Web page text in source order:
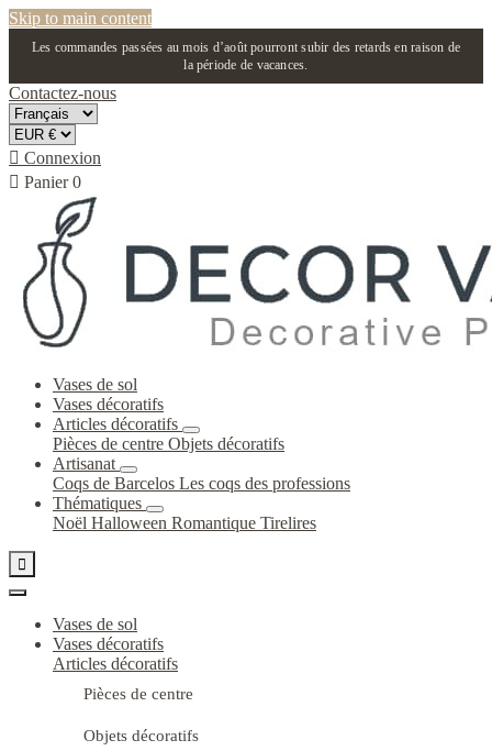
Skip to main content
Les commandes passées au mois d’août pourront subir des retards en raison de
la période de vacances.
Contactez-nous
 Connexion
 Panier 0
Vases de sol
Vases décoratifs
Articles décoratifs
Pièces de centre Objets décoratifs
Artisanat
Coqs de Barcelos Les coqs des professions
Thématiques
Noël Halloween Romantique Tirelires

Vases de sol
Vases décoratifs
Articles décoratifs
Pièces de centre
Objets décoratifs